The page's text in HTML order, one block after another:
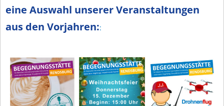
eine Auswahl unserer Veranstaltungen
aus den Vorjahren::